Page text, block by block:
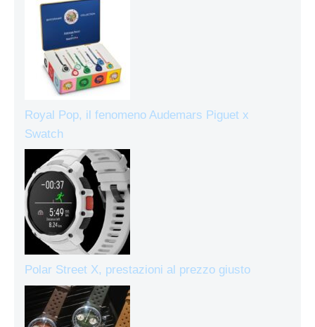
Royal Pop, il fenomeno Audemars Piguet x
Swatch
Polar Street X, prestazioni al prezzo giusto